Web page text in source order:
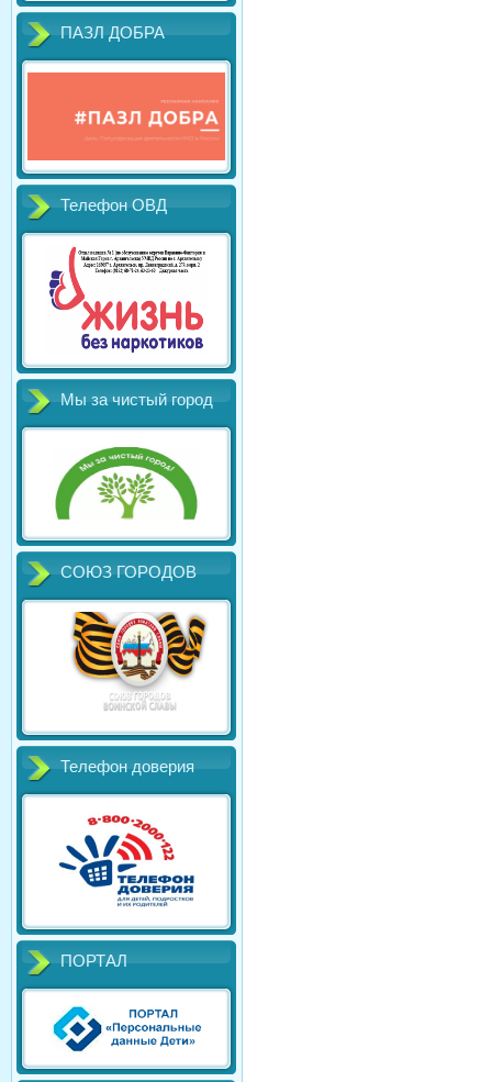
ПАЗЛ ДОБРА
Телефон ОВД
Мы за чистый город
СОЮЗ ГОРОДОВ
Телефон доверия
ПОРТАЛ